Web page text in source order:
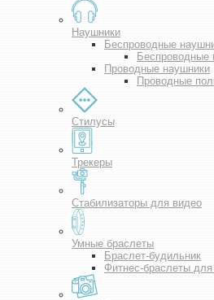
Наушники
Беспроводные
Беспроводные
Проводные наушники
Проводные
Стилусы
Трекеры
Стабилизаторы для видео
Умные браслеты
Браслет-будильник
Фитнес-браслеты для